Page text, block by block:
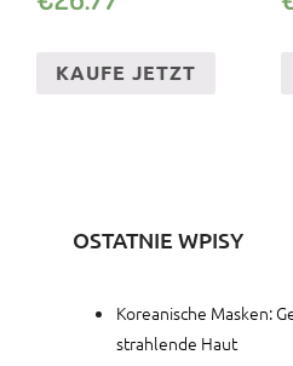
KAUFE JETZT
OSTATNIE WPISY
Koreanische Masken:
strahlende Haut